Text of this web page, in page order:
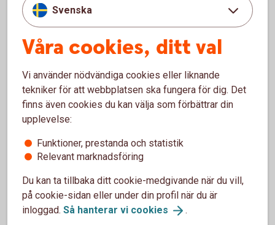
Välj en lösning som passar din
verksamhet
Det finns många olika sätt att ta betalt i ett företag, och den
bästa lösningen beror på hur din verksamhet ser ut. Ofta
använder företag flera olika betalsätt parallellt.
När du ser över dina betallösningar kan det vara bra att
fundera på:
hur dina kunder helst vill betala
hur snabbt du behöver få in pengarna
hur betalningarna ska följas upp i bokföringen
hur lösningen påverkar företagets kassaflöde
Svenska
Våra cookies, ditt val
Vi använder nödvändiga cookies eller liknande
tekniker för att webbplatsen ska fungera för dig. Det
finns även cookies du kan välja som förbättrar din
upplevelse:
Funktioner, prestanda och statistik
Relevant marknadsföring
Du kan ta tillbaka ditt cookie-medgivande när du vill,
på cookie-sidan eller under din profil när du är
inloggad. Så hanterar vi cookies .